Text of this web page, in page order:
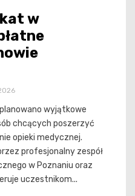
w
wyjątkowe
chcących poszerzyć
opieki medycznej.
profesjonalny zespół
w Poznaniu oraz
uczestnikom...